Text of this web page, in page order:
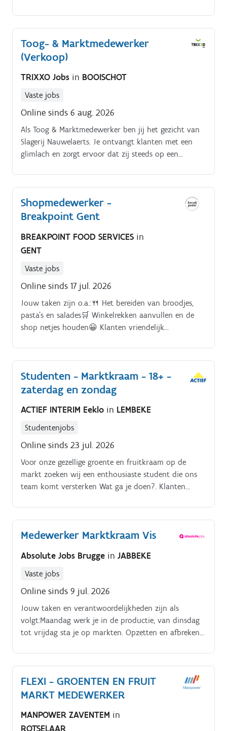
takenpakket;. Enerzijds sta je in voor het
voorbereiden van de visverkoop.
Toog- & Marktmedewerker
(Verkoop)
TRIXXO Jobs in BOOISCHOT
Vaste jobs
Online sinds 6 aug. 2026
Als Toog & Marktmedewerker ben jij het gezicht van
Slagerij Nauwelaerts. Je ontvangt klanten met een
glimlach en zorgt ervoor dat zij steeds op een
Shopmedewerker -
Breakpoint Gent
BREAKPOINT FOOD SERVICES in
GENT
Vaste jobs
Online sinds 17 jul. 2026
Jouw taken zijn o.a.:🍴 Het bereiden van broodjes,
pasta’s en salades🛒 Winkelrekken aanvullen en de
shop netjes houden😀 Klanten vriendelijk
met je collega’s de winkel laten draaien
Studenten - Marktkraam - 18+ -
zaterdag en zondag
ACTIEF INTERIM Eeklo in LEMBEKE
Studentenjobs
Online sinds 23 jul. 2026
Voor onze gezellige groente en fruitkraam op de
markt zoeken wij een enthousiaste student die ons
team komt versterken Wat ga je doen?. Klanten
Medewerker Marktkraam Vis
Absolute Jobs Brugge in JABBEKE
Vaste jobs
Online sinds 9 jul. 2026
Jouw taken en verantwoordelijkheden zijn als
volgt:Maandag werk je in de productie, van dinsdag
tot vrijdag sta je op markten. Opzetten en afbreken
FLEXI - GROENTEN EN FRUIT
MARKT MEDEWERKER
MANPOWER ZAVENTEM in
ROTSELAAR